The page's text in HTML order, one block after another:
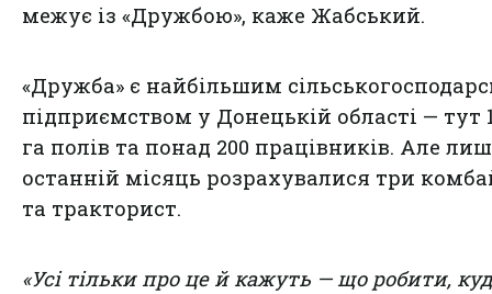
межує із «Дружбою», каже Жабський.
«Дружба» є найбільшим
підприємством у Донецькій області — тут
га полів та понад 200 працівників. Але
останній місяць розрахувалися три
та тракторист.
«Усі тільки про це й кажуть — що робити,